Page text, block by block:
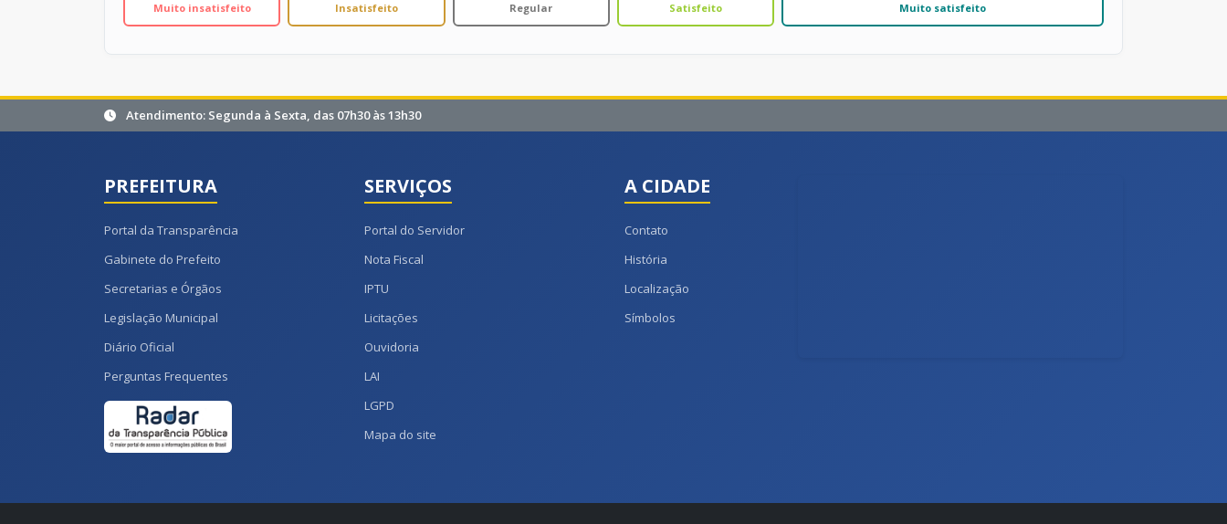
Muito insatisfeito Insatisfeito Regular Satisfeito Muito satisfeito
Atendimento: Segunda à Sexta, das 07h30 às 13h30
PREFEITURA
Portal da Transparência
Gabinete do Prefeito
Secretarias e Órgãos
Legislação Municipal
Diário Oficial
Perguntas Frequentes
SERVIÇOS
Portal do Servidor
Nota Fiscal
IPTU
Licitações
Ouvidoria
LAI
LGPD
Mapa do site
A CIDADE
Contato
História
Localização
Símbolos